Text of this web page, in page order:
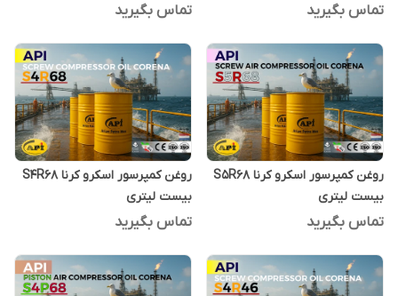
تماس بگیرید تماس بگیرید
روغن کمپرسور اسکرو کرنا S5R68
بیست لیتری
تماس بگیرید
روغن کمپرسور اسکرو کرنا S4R68
بیست لیتری
تماس بگیرید